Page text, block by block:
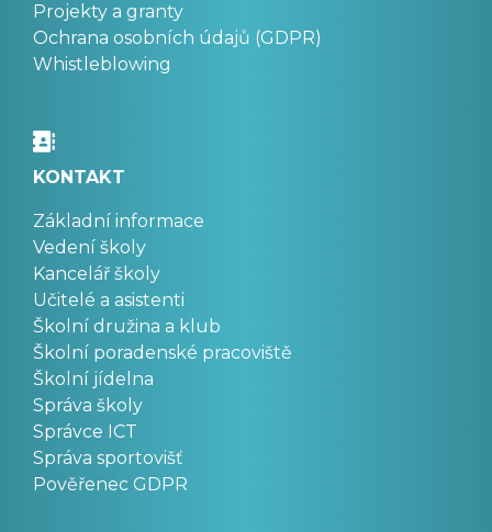
Projekty a granty
Ochrana osobních údajů (GDPR)
Whistleblowing
KONTAKT
Základní informace
Vedení školy
Kancelář školy
Učitelé a asistenti
Školní družina a klub
Školní poradenské pracoviště
Školní jídelna
Správa školy
Správce ICT
Správa sportovišť
Pověřenec GDPR